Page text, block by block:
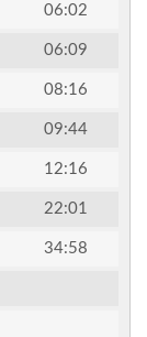
06:02
06:09
08:16
09:44
12:16
22:01
34:58